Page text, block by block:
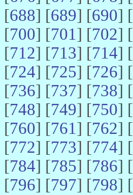
[688] [689] [690] [
[700] [701] [702] [
[712] [713] [714] [
[724] [725] [726] [
[736] [737] [738] [
[748] [749] [750] [
[760] [761] [762] [
[772] [773] [774] [
[784] [785] [786] [
[796] [797] [798] [